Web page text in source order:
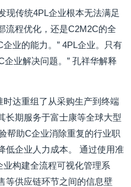
现传统4PL企业根本无法满足
流程优化，还是C2M2C的全
业的能力。” 4PL企业。只有
业解决问题。” 孔祥华解释
达重组了从采购生产到终端
长期服务于富士康等全球大型
帮助C企业消除重复的行业职
低企业人力成本。 通过使用准
构建全流程可视化管理系
等供应链环节之间的信息壁